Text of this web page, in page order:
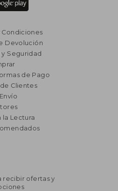
Condiciones
Devolución
Seguridad
de Pago
Clientes
la Lectura
recibir ofertas y